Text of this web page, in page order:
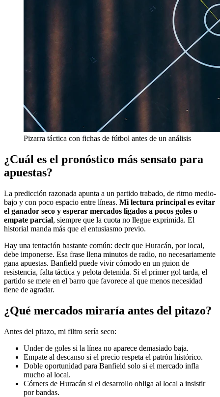
Pizarra táctica con fichas de fútbol antes de un análisis
¿Cuál es el pronóstico más sensato para
apuestas?
La predicción razonada apunta a un partido trabado, de ritmo medio-
bajo y con poco espacio entre líneas. Mi lectura principal es evitar
el ganador seco y esperar mercados ligados a pocos goles o
empate parcial, siempre que la cuota no llegue exprimida. El
historial manda más que el entusiasmo previo.
Hay una tentación bastante común: decir que Huracán, por local,
debe imponerse. Esa frase llena minutos de radio, no necesariamente
gana apuestas. Banfield puede vivir cómodo en un guion de
resistencia, falta táctica y pelota detenida. Si el primer gol tarda, el
partido se mete en el barro que favorece al que menos necesidad
tiene de agradar.
¿Qué mercados miraría antes del pitazo?
Antes del pitazo, mi filtro sería seco:
Under de goles si la línea no aparece demasiado baja.
Empate al descanso si el precio respeta el patrón histórico.
Doble oportunidad para Banfield solo si el mercado infla
mucho al local.
Córners de Huracán si el desarrollo obliga al local a insistir
por bandas.